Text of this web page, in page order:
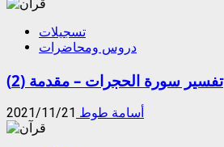
تسجيلات
دروس ومحاضرات
تفسير سورة الحجرات – مقدمة (2)
أسامة طوط 2021/11/21